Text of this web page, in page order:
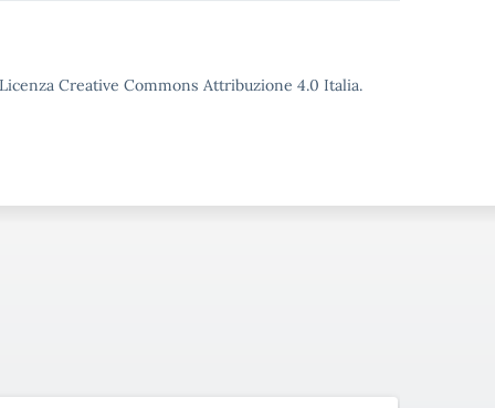
Creative Commons Attribuzione 4.0 Italia.